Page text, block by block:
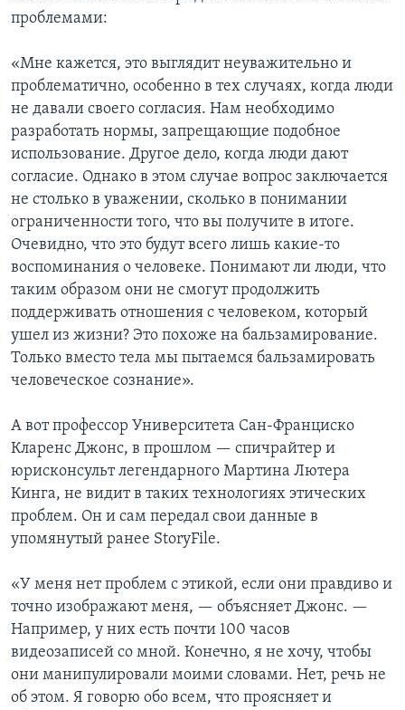
проблемами:
«Мне кажется, это выглядит неуважительно и
проблематично, особенно в тех случаях, когда люди
не давали своего согласия. Нам необходимо
разработать нормы, запрещающие подобное
использование. Другое дело, когда люди дают
согласие. Однако в этом случае вопрос заключается
не столько в уважении, сколько в понимании
ограниченности того, что вы получите в итоге.
Очевидно, что это будут всего лишь какие-то
воспоминания о человеке. Понимают ли люди, что
таким образом они не смогут продолжить
поддерживать отношения с человеком, который
ушел из жизни? Это похоже на бальзамирование.
Только вместо тела мы пытаемся бальзамировать
человеческое сознание».
А вот профессор Университета Сан-Франциско
Кларенс Джонс, в прошлом — спичрайтер и
юрисконсульт легендарного Мартина Лютера
Кинга, не видит в таких технологиях этических
проблем. Он и сам передал свои данные в
упомянутый ранее StoryFile.
«У меня нет проблем с этикой, если они правдиво и
точно изображают меня, — объясняет Джонс. —
Например, у них есть почти 100 часов
видеозаписей со мной. Конечно, я не хочу, чтобы
они манипулировали моими словами. Нет, речь не
об этом. Я говорю обо всем, что проясняет и